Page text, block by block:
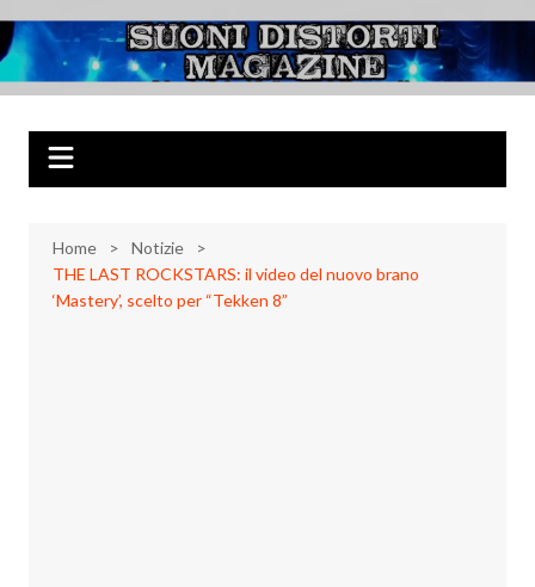
al
contenuto
Suoni Distorti
Magazine
Musica Rock, Metal, Punk e varie sonorità alternative
Home
Notizie
THE LAST ROCKSTARS: il video del nuovo brano
‘Mastery’, scelto per “Tekken 8”